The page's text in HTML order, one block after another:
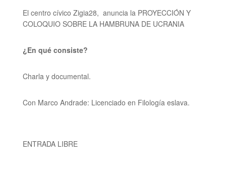
El centro cívico Zigia28, anuncia la PROYECCIÓN Y
COLOQUIO SOBRE LA HAMBRUNA DE UCRANIA
¿En qué consiste?
Charla y documental.
Con Marco Andrade: Licenciado en Filología eslava.
ENTRADA LIBRE